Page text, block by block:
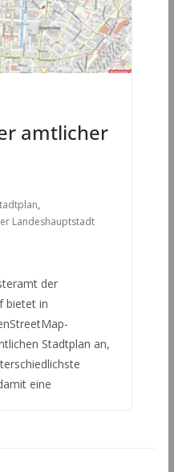
amtlicher
,
Landeshauptstadt
der
bietet in
Stadtplan an,
eine